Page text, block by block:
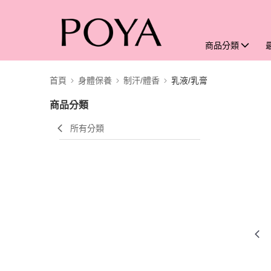
商品分類
首頁 身體保養 制汗/體香 乳液/乳膏
商品分類
所有分類